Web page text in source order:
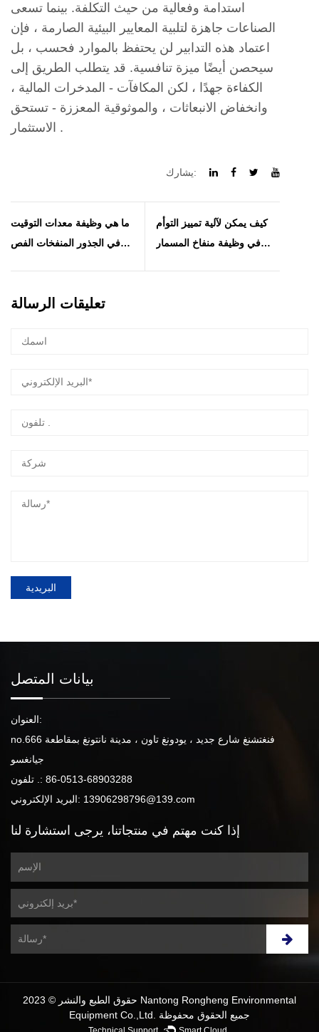
استدامة وفعالية من حيث التكلفة. بينما تسعى
الصناعات جاهزة لتلبية المعايير البيئية الصارمة ، فإن
اعتماد هذه التدابير لن يحتفظ بالموارد فحسب ، بل
سيحصن أيضًا ميزة تنافسية. قد يتطلب الطريق إلى
الكفاءة جهدًا ، لكن المكافآت - المدخرات المالية ،
وانخفاض الانبعاثات ، والموثوقية المعززة - تستحق
الاستثمار .
يشارك:
ما هي وظيفة معدات التوقيت
في الجذور المنفخات الفص
كيف يمكن لآلية تمييز التوأم
في وظيفة منفاخ المسمار
تعليقات الرسالة
البريدية
بيانات المتصل
العنوان:
no.666 فنغتشنغ شارع جديد ، يودونغ تاون ، مدينة نانتونغ بمقاطعة
جيانغسو
تلفون .: 86-0513-68903288
البريد الإلكتروني: 13906298796@139.com
إذا كنت مهتم في منتجاتنا، يرجى استشارة لنا
حقوق الطبع والنشر © 2023 Nantong Rongheng Environmental
Equipment Co.,Ltd. جميع الحقوق محفوظة